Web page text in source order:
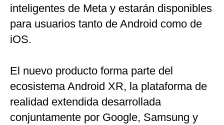
inteligentes de Meta y estarán disponibles
para usuarios tanto de Android como de
iOS.
El nuevo producto forma parte del
ecosistema Android XR, la plataforma de
realidad extendida desarrollada
conjuntamente por Google, Samsung y